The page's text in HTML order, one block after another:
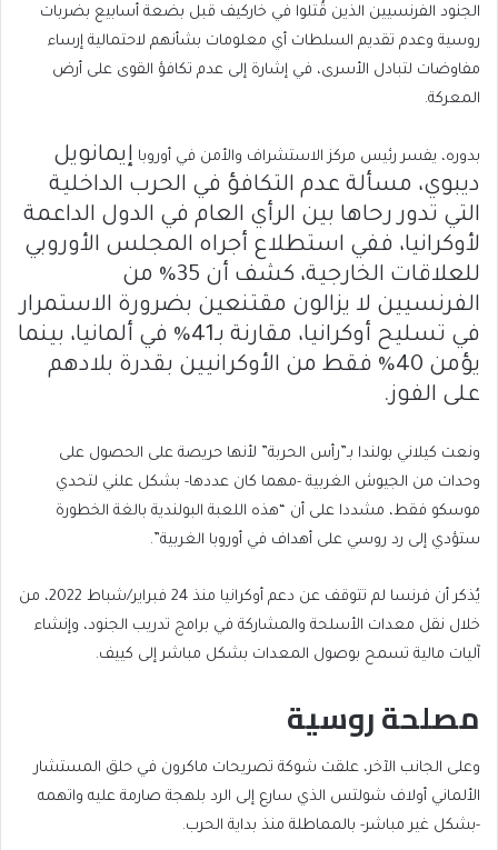
الجنود الفرنسيين الذين قُتلوا في خاركيف قبل بضعة أسابيع بضربات
روسية وعدم تقديم السلطات أي معلومات بشأنهم لاحتمالية إرساء
مفاوضات لتبادل الأسرى، في إشارة إلى عدم تكافؤ القوى على أرض
المعركة.
بدوره، يفسر رئيس مركز الاستشراف والأمن في أوروبا إيمانويل
ديبوي، مسألة عدم التكافؤ في الحرب الداخلية
التي تدور رحاها بين الرأي العام في الدول الداعمة
لأوكرانيا، ففي استطلاع أجراه المجلس الأوروبي
للعلاقات الخارجية، كشف أن 35% من
الفرنسيين لا يزالون مقتنعين بضرورة الاستمرار
في تسليح أوكرانيا، مقارنة بـ41% في ألمانيا، بينما
يؤمن 40% فقط من الأوكرانيين بقدرة بلادهم
على الفوز.
ونعت كيلاني بولندا بـ”رأس الحربة” لأنها حريصة على الحصول على
وحدات من الجيوش الغربية -مهما كان عددها- بشكل علني لتحدي
موسكو فقط، مشددا على أن “هذه اللعبة البولندية بالغة الخطورة
ستؤدي إلى رد روسي على أهداف في أوروبا الغربية”.
يُذكر أن فرنسا لم تتوقف عن دعم أوكرانيا منذ 24 فبراير/شباط 2022، من
خلال نقل معدات الأسلحة والمشاركة في برامج تدريب الجنود، وإنشاء
آليات مالية تسمح بوصول المعدات بشكل مباشر إلى كييف.
مصلحة روسية
وعلى الجانب الآخر، علقت شوكة تصريحات ماكرون في حلق المستشار
الألماني أولاف شولتس الذي سارع إلى الرد بلهجة صارمة عليه واتهمه
-بشكل غير مباشر- بالمماطلة منذ بداية الحرب.